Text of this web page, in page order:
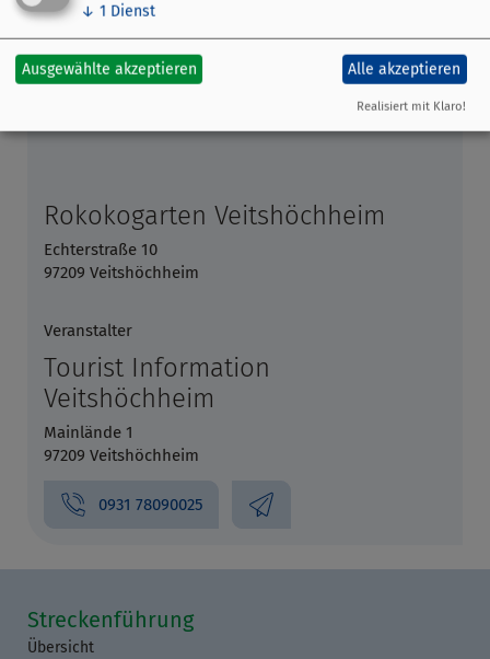
Rokokogarten Veitshöchheim
Echterstraße 10
97209 Veitshöchheim
Veranstalter
Tourist Information
Veitshöchheim
Mainlände 1
97209 Veitshöchheim
0931 78090025
Streckenführung
Übersicht
↓ 1 Dienst
Ausgewählte akzeptieren Alle akzeptieren
Realisiert mit Klaro!